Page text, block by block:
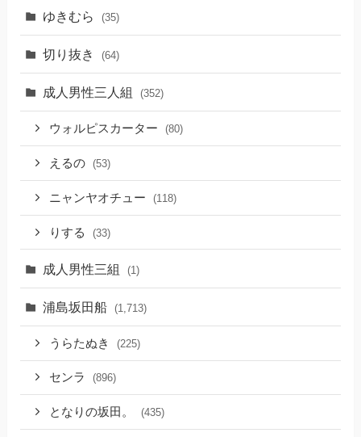
ゆきむら (35)
切り抜き (64)
成人男性三人組 (352)
ウォルピスカーター (80)
えるの (53)
ニャンヤオチュー (118)
りする (33)
成人男性三組 (1)
浦島坂田船 (1,713)
うらたぬき (225)
センラ (896)
となりの坂田。 (435)